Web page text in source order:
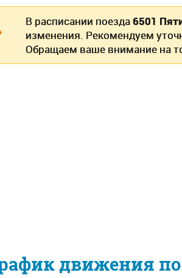
В расписании поезда6501
изменения. Рекомендуем
Обращаем ваше внимание на
движения